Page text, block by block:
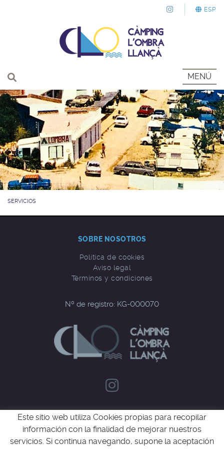
ESP
MENÚ
SERVICIOS
SOBRE NOSOTROS
Política de cookies
Aviso legal
Términos y condiciones
Nº de registro: KG-000070
CONTACTO
Carrer de l'Ombra, 4
Este sitio web utiliza Cookies propias para recopilar
información con la finalidad de mejorar nuestros
servicios. Si continua navegando, supone la aceptación